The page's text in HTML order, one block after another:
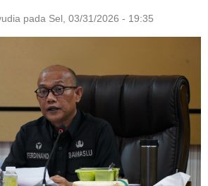
pada Sel, 03/31/2026 - 19:35